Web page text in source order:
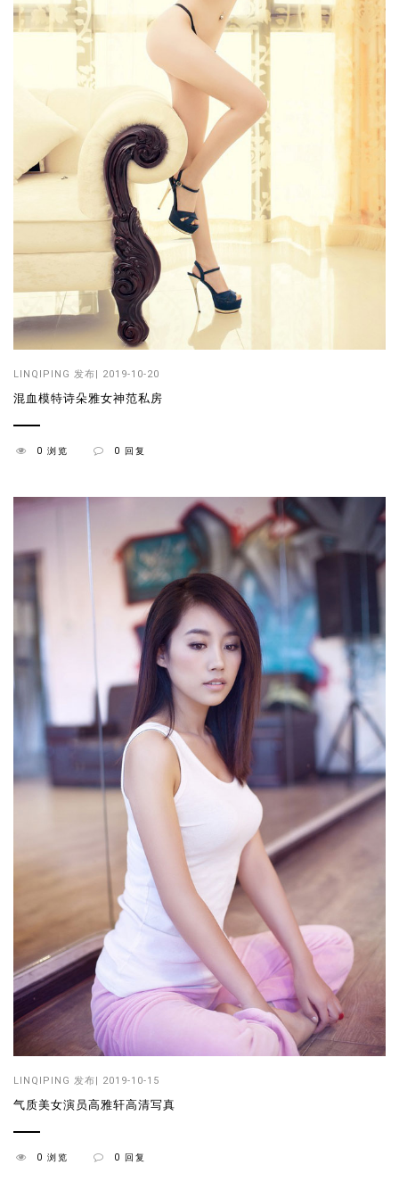
LINQIPING 发布| 2019-10-20
混血模特诗朵雅女神范私房
0 浏览 0 回复
LINQIPING 发布| 2019-10-15
气质美女演员高雅轩高清写真
0 浏览 0 回复